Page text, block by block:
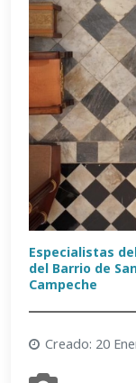
Especialistas
del Barrio de
Campeche
Creado: 20